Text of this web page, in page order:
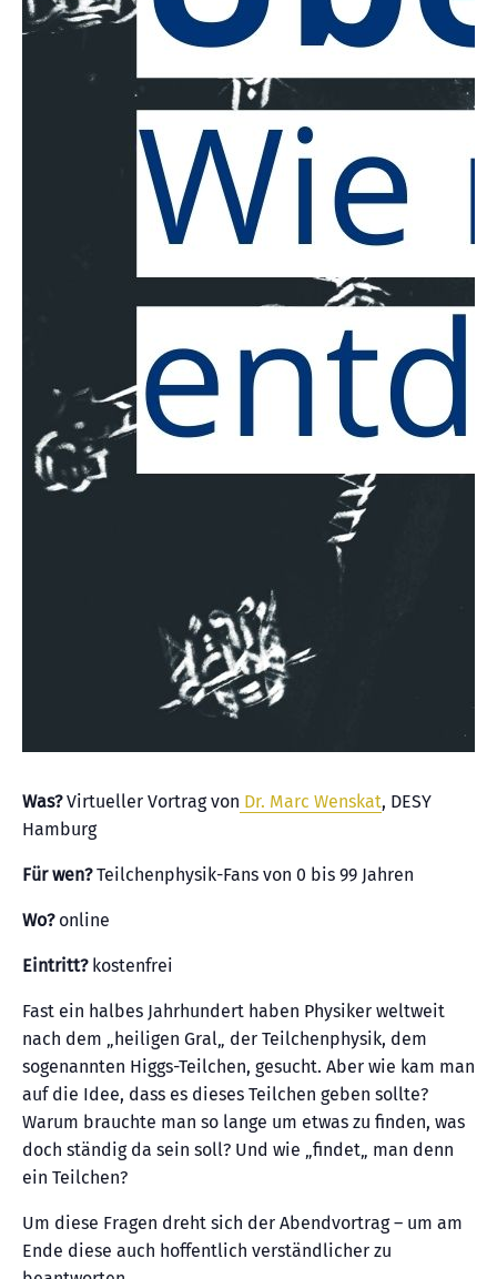
Was?Virtueller Vortrag von Dr. Marc Wenskat, DESY
Hamburg
Für wen?Teilchenphysik-Fans von 0 bis 99 Jahren
Wo?online
Eintritt?kostenfrei
Fast ein halbes Jahrhundert haben Physiker weltweit
nach dem „heiligen Gral„ der Teilchenphysik, dem
sogenannten Higgs-Teilchen, gesucht. Aber wie kam man
auf die Idee, dass es dieses Teilchen geben sollte?
Warum brauchte man so lange um etwas zu finden, was
doch ständig da sein soll? Und wie „findet„ man denn
ein Teilchen?
Um diese Fragen dreht sich der Abendvortrag – um am
Ende diese auch hoffentlich verständlicher zu